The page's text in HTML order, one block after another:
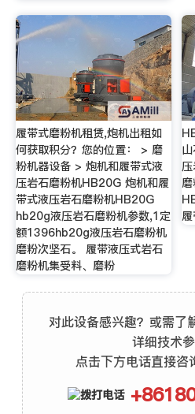
履带式磨粉机租赁,炮机出租如
何获取积分？您的位置： > 磨
粉机器设备 > 炮机和履带式液
压岩石磨粉机HB20G 炮机和履
带式液压岩石磨粉机HB20G
hb20g液压岩石磨粉机参数,1定
额1396hb20g液压岩石磨粉机
磨粉次坚石。 履带液压式岩石
磨粉机集受料、磨粉
对此设备感兴趣？或需了
详细技术参
点击下方电话直接咨